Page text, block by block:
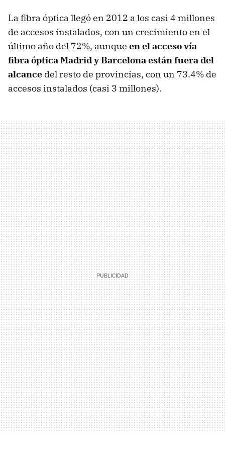
La fibra óptica llegó en 2012 a los casi 4 millones
de accesos instalados, con un crecimiento en el
último año del 72%, aunque en el acceso vía
fibra óptica Madrid y Barcelona están fuera del
alcance del resto de provincias, con un 73.4% de
accesos instalados (casi 3 millones).